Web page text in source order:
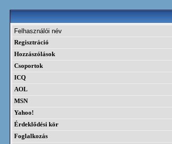
Felhasználói név
Regisztráció
Hozzászólások
Csoportok
ICQ
AOL
MSN
Yahoo!
Érdeklődési kör
Foglalkozás